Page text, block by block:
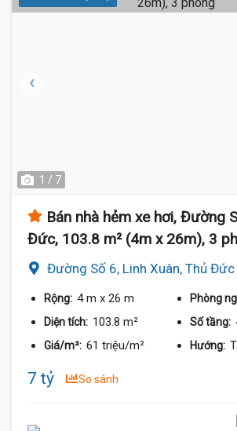
1 / 7
Bán nhà hẻm xe hơi, Đường
Đức, 103.8 m² (4m x 26m), 3
Đường Số 6, Linh Xuân, Thủ Đức
Rộng: 4 m x 26 m Phòng
Diện tích: 103.8 m² Số tầng:
Giá/m²: 61 triệu/m² Hướng:
7 tỷ So sánh